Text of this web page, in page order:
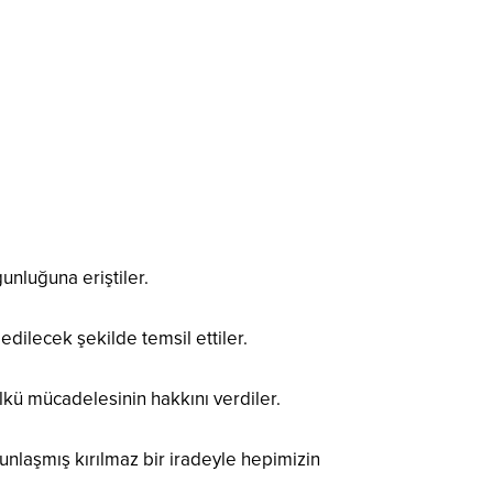
eriştiler.
edilecek şekilde temsil ettiler.
mücadelesinin hakkını verdiler.
kırılmaz bir iradeyle hepimizin